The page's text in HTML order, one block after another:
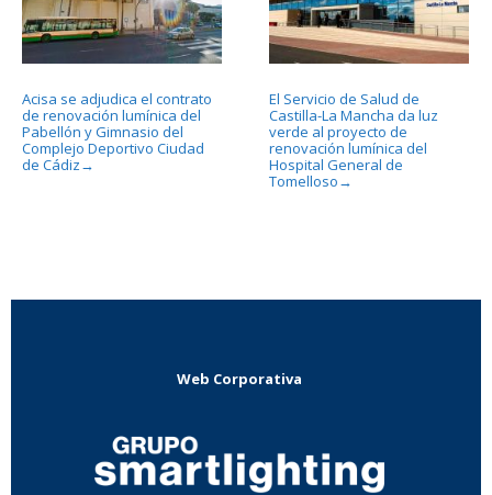
Acisa se adjudica el contrato
de renovación lumínica del
Pabellón y Gimnasio del
Complejo Deportivo Ciudad
de Cádiz →
El Servicio de Salud de
Castilla-La Mancha da luz
verde al proyecto de
renovación lumínica del
Hospital General de
Tomelloso →
Web Corporativa